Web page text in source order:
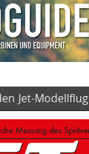
Jet-Modellflug